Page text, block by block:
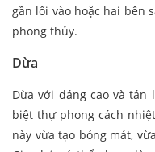
gần lối vào hoặc hai bên
phong thủy.
Dừa
Dừa với dáng cao và tán
biệt thự phong cách
này vừa tạo bóng mát,